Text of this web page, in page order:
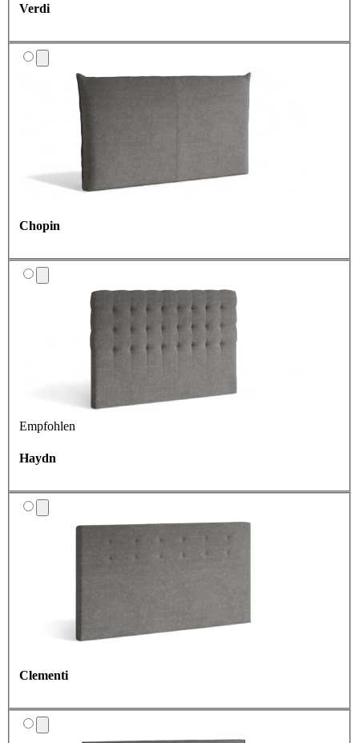
Verdi
Chopin
Empfohlen
Haydn
Clementi